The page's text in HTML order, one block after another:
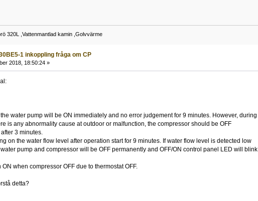
320L ,Vattenmantlad kamin ,Golvvärme
1 inkoppling fråga om CP
2018, 18:50:24 »
water pump will be ON immediately and no error judgement for 9 minutes. However, during
is any abnormality cause at outdoor or malfunction, the compressor should be OFF
3 minutes.
on the water flow level after operation start for 9 minutes. If water flow level is detected low
pump and compressor will be OFF permanently and OFF/ON control panel LED will blink
when compressor OFF due to thermostat OFF.
detta?